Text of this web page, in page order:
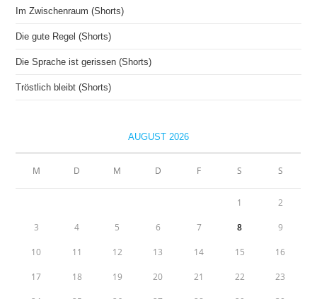
Im Zwischenraum (Shorts)
Die gute Regel (Shorts)
Die Sprache ist gerissen (Shorts)
Tröstlich bleibt (Shorts)
AUGUST 2026
M D M D F S S
1 2
3 4 5 6 7 8 9
10 11 12 13 14 15 16
17 18 19 20 21 22 23